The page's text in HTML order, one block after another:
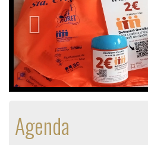
Agenda